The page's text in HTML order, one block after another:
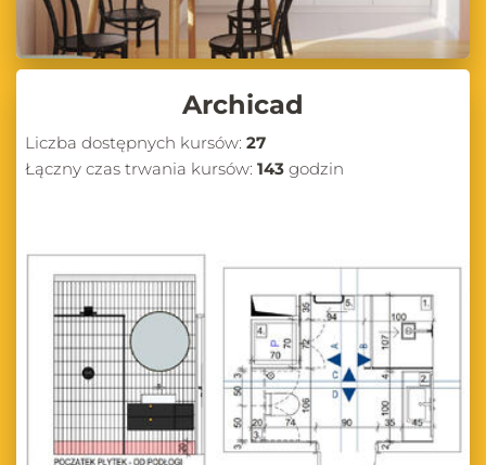
Archicad
Liczba dostępnych kursów: 27
Łączny czas trwania kursów: 143 godzin